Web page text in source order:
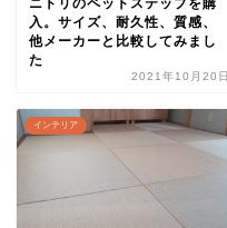
入。サイズ、耐久性、質感、
他メーカーと比較してみまし
た
2021年10月20日
インテリア